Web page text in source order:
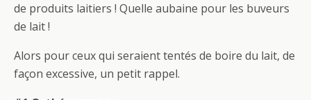
de produits laitiers ! Quelle aubaine pour les buveurs
de lait !
Alors pour ceux qui seraient tentés de boire du lait, de
façon excessive, un petit rappel.